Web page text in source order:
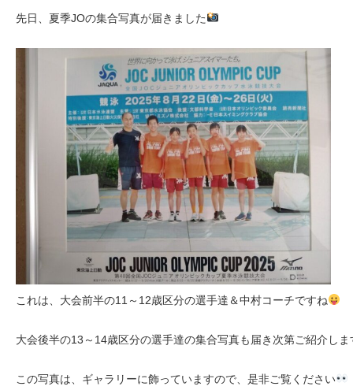
先日、夏季JOの集合写真が届きました
これは、大会前半の11～12歳区分の選手達＆中村コーチですね
大会後半の13～14歳区分の選手達の集合写真も届き次第ご紹介しま
この写真は、ギャラリーに飾っていますので、是非ご覧ください